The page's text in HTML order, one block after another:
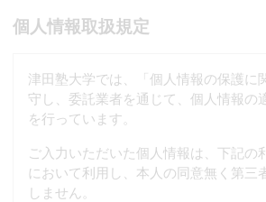
個人情報取扱規定
津田塾大学では、「個人情報の保護に
守し、委託業者を通じて、個人情報の
を行っています。
ご入力いただいた個人情報は、下記の
において利用し、本人の同意無く第三
しません。